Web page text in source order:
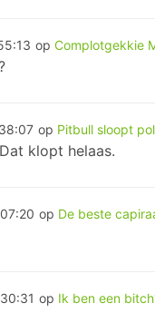
op Complotgekkie
op Pitbull sloopt
klopt helaas.
op De beste
op Ik ben een